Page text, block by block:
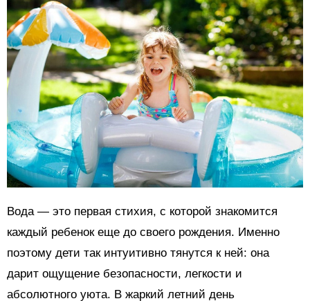
Вода — это первая стихия, с которой знакомится
каждый ребенок еще до своего рождения. Именно
поэтому дети так интуитивно тянутся к ней: она
дарит ощущение безопасности, легкости и
абсолютного уюта. В жаркий летний день